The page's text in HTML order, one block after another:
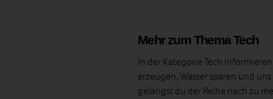
Mehr zum Thema Tech
In der Kategorie Tech
erzeugen, Wasser sparen und
gelangst du der Reihe nach zu